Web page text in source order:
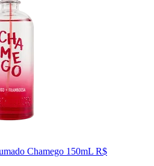
Chamego 150mL R$